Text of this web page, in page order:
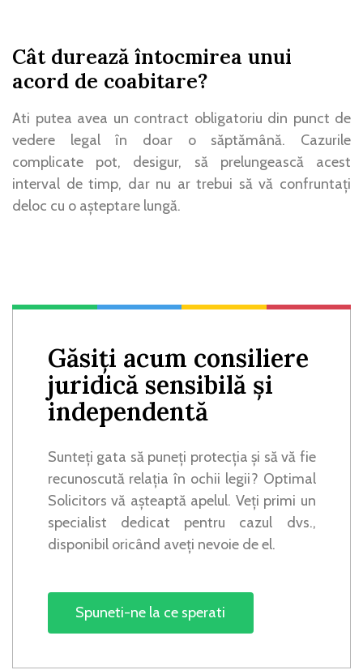
Cât durează întocmirea unui
acord de coabitare?
Ati putea avea un contract obligatoriu din punct de
vedere legal în doar o săptămână. Cazurile
complicate pot, desigur, să prelungească acest
interval de timp, dar nu ar trebui să vă confruntați
deloc cu o așteptare lungă.
Găsiți acum consiliere
juridică sensibilă și
independentă
Sunteți gata să puneți protecția și să vă fie
recunoscută relația în ochii legii? Optimal
Solicitors vă așteaptă apelul. Veți primi un
specialist dedicat pentru cazul dvs.,
disponibil oricând aveți nevoie de el.
Spuneti-ne la ce sperati